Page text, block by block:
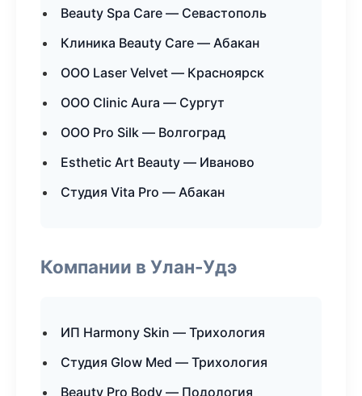
Beauty Spa Care — Севастополь
Клиника Beauty Care — Абакан
ООО Laser Velvet — Красноярск
ООО Clinic Aura — Сургут
ООО Pro Silk — Волгоград
Esthetic Art Beauty — Иваново
Студия Vita Pro — Абакан
Компании в Улан-Удэ
ИП Harmony Skin — Трихология
Студия Glow Med — Трихология
Beauty Pro Body — Подология